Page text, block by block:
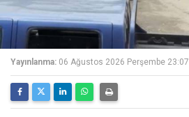
Yayınlanma: 06 Ağustos 2026 Perşembe 23:07